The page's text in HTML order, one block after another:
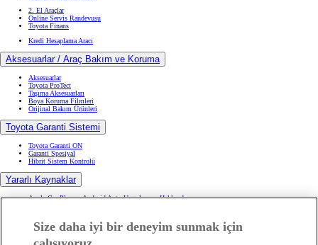
2. El Araçlar
Online Servis Randevusu
Toyota Finans
Kredi Hesaplama Aracı
Aksesuarlar / Araç Bakım ve Koruma
Aksesuarlar
Toyota ProTect
Taşıma Aksesuarları
Boya Koruma Filmleri
Orijinal Bakım Ürünleri
Toyota Garanti Sistemi
Toyota Garanti ON
Garanti Spesiyal
Hibrit Sistem Kontrolü
Yararlı Kaynaklar
Apple Car Play ve Android Auto Uygulaması Hakkında
Lastik Bilgilendirme ve Tamiri
Satış Sonrası Hizmetler ve Yol Yardım Kitapçıkları
Size daha iyi bir deneyim sunmak için